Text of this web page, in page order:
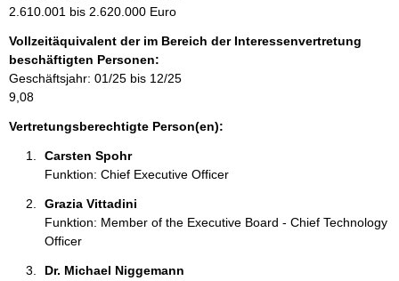
e
n
:
f
r
m
a
t
i
2.610.001 bis 2.620.000 Euro
Vollzeitäquivalent der im Bereich der Interessenvertretung
beschäftigten Personen:
Geschäftsjahr: 01/25 bis 12/25
9,08
Vertretungsberechtigte Person(en):
Carsten Spohr
Funktion: Chief Executive Officer
Grazia Vittadini
Funktion: Member of the Executive Board - Chief Technology
Officer
Dr. Michael Niggemann